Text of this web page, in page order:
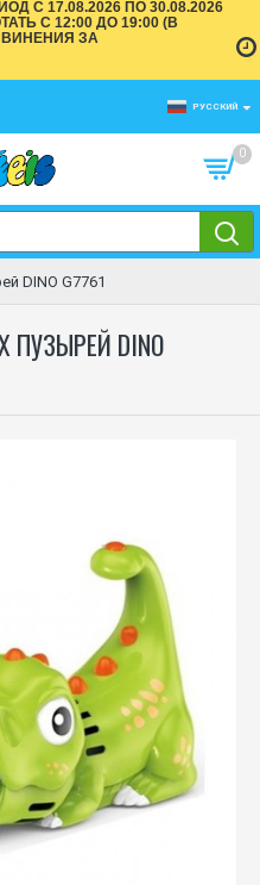
С 17.08.2026 ПО 30.08.2026
С 12:00 ДО 19:00 (В
ЗА
РУССКИЙ
0
DINO G7761
DINO